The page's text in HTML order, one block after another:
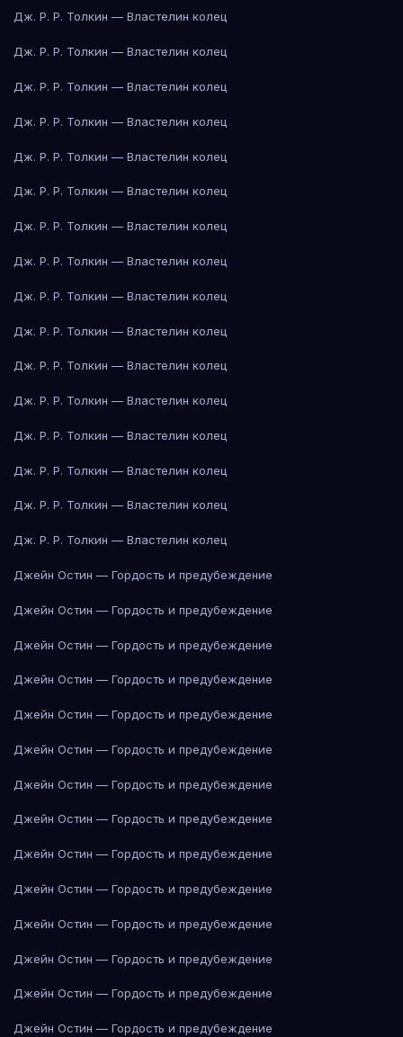
Дж. Р. Р. Толкин — Властелин колец
Дж. Р. Р. Толкин — Властелин колец
Дж. Р. Р. Толкин — Властелин колец
Дж. Р. Р. Толкин — Властелин колец
Дж. Р. Р. Толкин — Властелин колец
Дж. Р. Р. Толкин — Властелин колец
Дж. Р. Р. Толкин — Властелин колец
Дж. Р. Р. Толкин — Властелин колец
Дж. Р. Р. Толкин — Властелин колец
Дж. Р. Р. Толкин — Властелин колец
Дж. Р. Р. Толкин — Властелин колец
Дж. Р. Р. Толкин — Властелин колец
Дж. Р. Р. Толкин — Властелин колец
Дж. Р. Р. Толкин — Властелин колец
Дж. Р. Р. Толкин — Властелин колец
Дж. Р. Р. Толкин — Властелин колец
Джейн Остин — Гордость и предубеждение
Джейн Остин — Гордость и предубеждение
Джейн Остин — Гордость и предубеждение
Джейн Остин — Гордость и предубеждение
Джейн Остин — Гордость и предубеждение
Джейн Остин — Гордость и предубеждение
Джейн Остин — Гордость и предубеждение
Джейн Остин — Гордость и предубеждение
Джейн Остин — Гордость и предубеждение
Джейн Остин — Гордость и предубеждение
Джейн Остин — Гордость и предубеждение
Джейн Остин — Гордость и предубеждение
Джейн Остин — Гордость и предубеждение
Джейн Остин — Гордость и предубеждение